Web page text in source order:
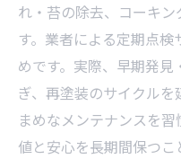
れ・苔の除去、コーキ
す。業者による定期点
めです。実際、早期発
ぎ、再塗装のサイクル
まめなメンテナンスを
値と安心を長期間保つこ